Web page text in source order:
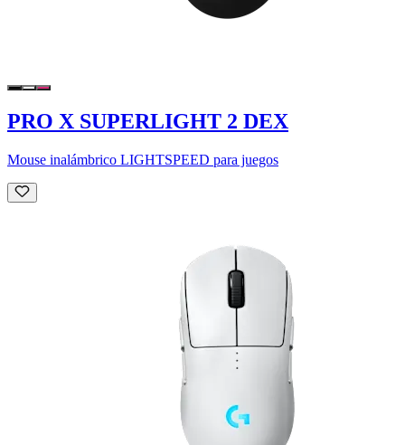
PRO X SUPERLIGHT 2 DEX
Mouse inalámbrico LIGHTSPEED para juegos